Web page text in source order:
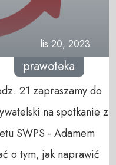
lis 20, 2023
prawoteka
21 zapraszamy do
na spotkanie z
SWPS - Adamem
o tym, jak naprawić